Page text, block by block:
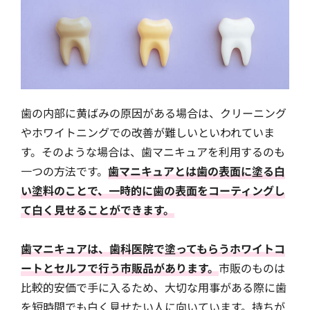
歯の内部に黄ばみの原因がある場合は、クリーニング
やホワイトニングでの改善が難しいといわれていま
す。そのような場合は、歯マニキュアを利用するのも
一つの方法です。 歯マニキュアとは歯の表面に塗る白
い塗料のことで、一時的に歯の表面をコーティングし
て白く見せることができます。
歯マニキュアは、歯科医院で塗ってもらうホワイトコ
ートとセルフで行う市販品があります。市販のものは
比較的安価で手に入るため、大切な用事がある際に歯
を短時間でも白く見せたい人に向いています。持ちが